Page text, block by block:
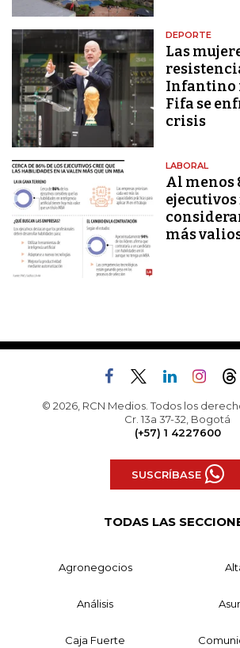
DEPORTE
Las
Infantino
Fifa se
crisis
LABORAL
Al menos
más
© 2026, RCN Medios. Todos los
Cr. 13a 37-32, Bogotá
(+57) 1 4227600
SUSCRÍBASE
TODAS LAS
Agronegocios
Análisis
Caja Fuerte